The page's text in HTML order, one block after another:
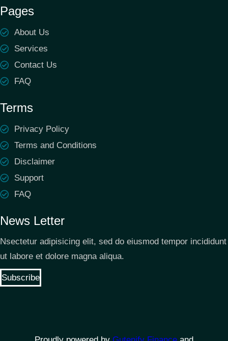
Pages
About Us
Services
Contact Us
FAQ
Terms
Privacy Policy
Terms and Conditions
Disclaimer
Support
FAQ
News Letter
Nsectetur adipisicing elit, sed do eiusmod tempor incididunt
ut labore et dolore magna aliqua.
Subscribe